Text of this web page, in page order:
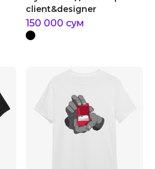
client&designer
150 000 сум